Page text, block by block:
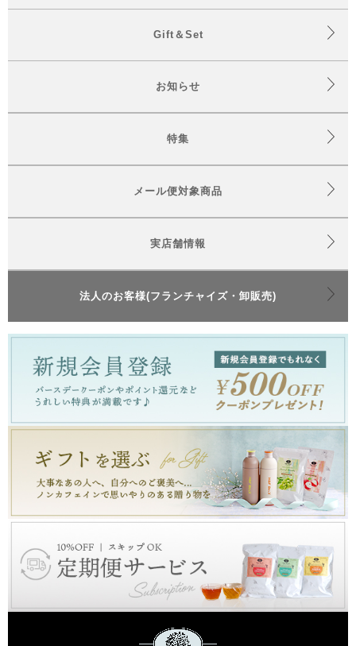
Gift＆Set
お知らせ
特集
メール便対象商品
実店舗情報
法人のお客様(フランチャイズ・卸販売)